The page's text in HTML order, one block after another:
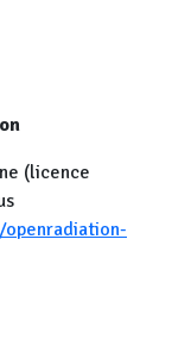
(licence